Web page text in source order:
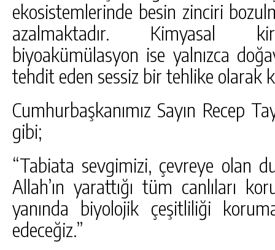
ekosistemlerinde besin zinciri
azalmaktadır. Kimyasal
biyoakümülasyon ise yalnızca
tehdit eden sessiz bir tehlike olarak
Cumhurbaşkanımız Sayın Recep
gibi;
“Tabiata sevgimizi, çevreye olan
Allah’ın yarattığı tüm canlıları
yanında biyolojik çeşitliliği
edeceğiz.”